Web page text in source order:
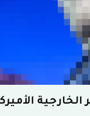
الخارجية